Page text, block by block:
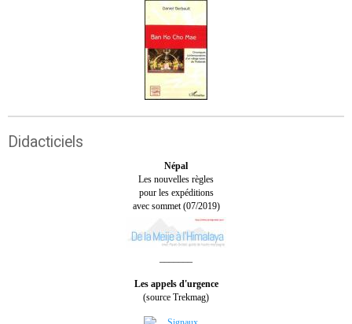
Didacticiels
Népal
Les nouvelles règles
pour les expéditions
avec sommet (07/2019)
Les appels d'urgence
(source Trekmag)